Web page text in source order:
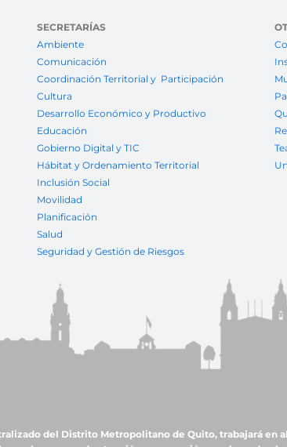
SECRETARÍAS
Ambiente
Comunicación
Coordinación Territorial y Participación
Cultura
Desarrollo Económico y Productivo
Educación
Gobierno Digital y TIC
Hábitat y Ordenamiento Territorial
Inclusión Social
Movilidad
Planificación
Salud
Seguridad y Gestión de Riesgos
del Distrito Metropolitano de Quito, trabajará en